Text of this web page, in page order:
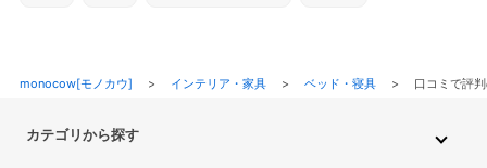
monocow[モノカウ] > インテリア・家具> ベッド・寝具> 口コミで評
カテゴリから探す